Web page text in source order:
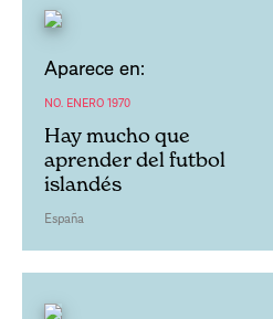
Aparece en:
NO. ENERO 1970
Hay mucho que
aprender del futbol
islandés
España